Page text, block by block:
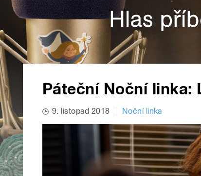
Páteční Noční linka:
9. listopad 2018 Noční linka